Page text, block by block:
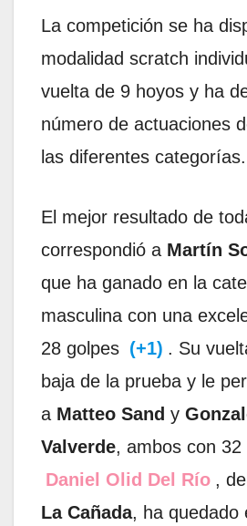
La competición se ha
modalidad scratch
vuelta de 9 hoyos y ha
número de actuaciones
las diferentes categorías.
El mejor resultado de
correspondió a Martín
que ha ganado en la
masculina con una
28 golpes (+1) . Su
baja de la prueba y le
a Matteo Sand y
Valverde, ambos con 32
Daniel Olid Del Río , del
La Cañada, ha quedado